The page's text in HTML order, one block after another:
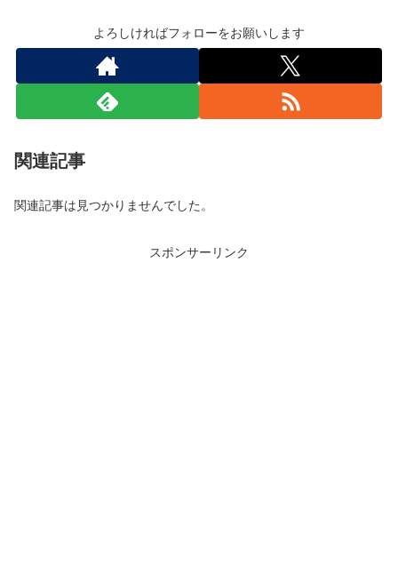
よろしければフォローをお願いします
関連記事
関連記事は見つかりませんでした。
スポンサーリンク